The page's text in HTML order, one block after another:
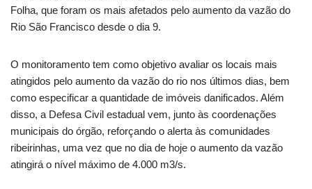
Folha, que foram os mais afetados pelo aumento da vazão do
Rio São Francisco desde o dia 9.
O monitoramento tem como objetivo avaliar os locais mais
atingidos pelo aumento da vazão do rio nos últimos dias, bem
como especificar a quantidade de imóveis danificados. Além
disso, a Defesa Civil estadual vem, junto às coordenações
municipais do órgão, reforçando o alerta às comunidades
ribeirinhas, uma vez que no dia de hoje o aumento da vazão
atingirá o nível máximo de 4.000 m3/s.